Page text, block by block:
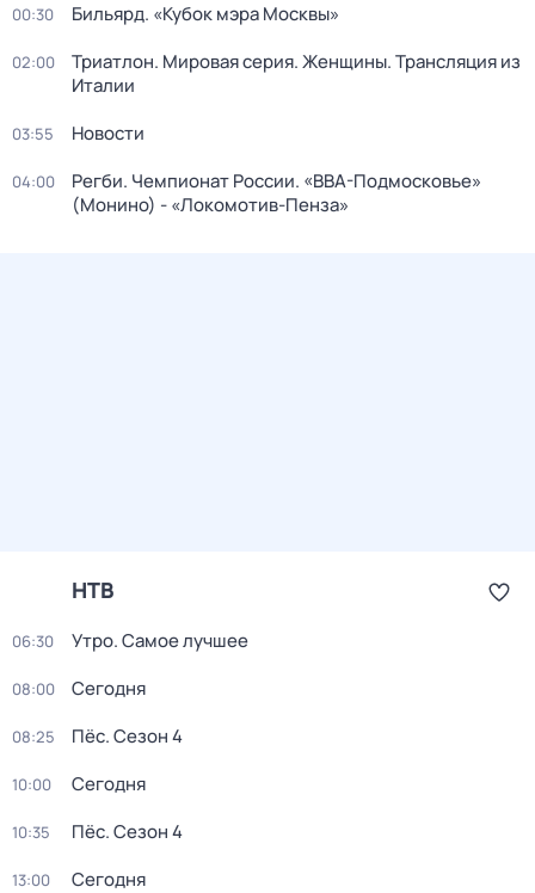
00:30 Бильярд. «Кубок мэра Москвы»
02:00
Триатлон. Мировая серия. Женщины. Трансляция из
Италии
03:55 Новости
04:00
Регби. Чемпионат России. «ВВА-Подмосковье»
(Монино) - «Локомотив-Пенза»
НТВ
06:30 Утро. Самое лучшее
08:00 Сегодня
08:25 Пёс. Сезон 4
10:00 Сегодня
10:35 Пёс. Сезон 4
13:00 Сегодня